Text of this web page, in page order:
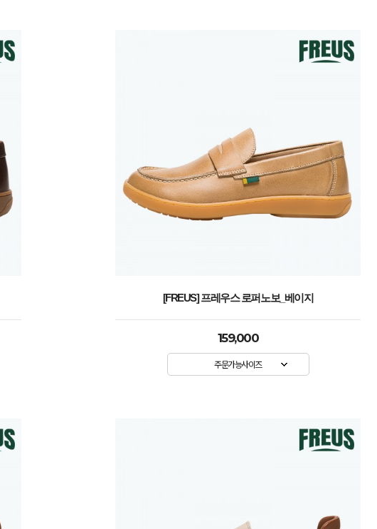
[FREUS] 프레우스 로퍼노보_베이지
159,000
주문가능사이즈